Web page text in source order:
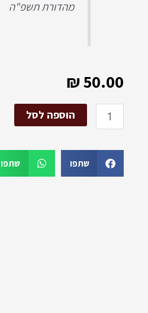
מהדורת תשפ"ה
50.00
₪
כמות
האוצר
"הפטרות"
הוספה לסל
שתפו שתפו